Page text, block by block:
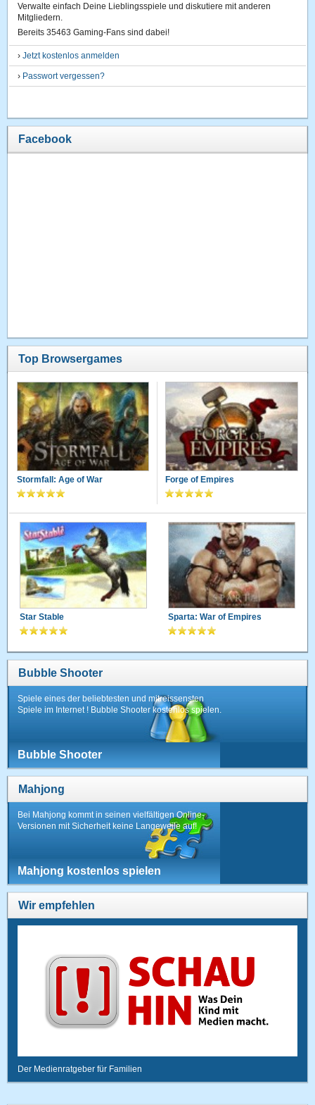
Verwalte einfach Deine Lieblingsspiele und diskutiere mit anderen
Mitgliedern.
Bereits 35463 Gaming-Fans sind dabei!
›Jetzt kostenlos anmelden
› Passwort vergessen?
Facebook
Top Browsergames
Stormfall: Age of War Forge of Empires
Star Stable Sparta: War of Empires
Bubble Shooter
Spiele eines der beliebtesten und mitreissensten
Spiele im Internet ! Bubble Shooter kostenlos spielen.
Bubble Shooter
Mahjong
Bei Mahjong kommt in seinen vielfältigen Online-
Versionen mit Sicherheit keine Langeweile auf!
Mahjong kostenlos spielen
Wir empfehlen
Der Medienratgeber für Familien